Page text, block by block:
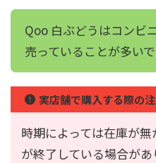
Qoo 白ぶどうはコンビ
売っていることが多いで
実店舗で購入する際の
時期によっては在庫が
が終了している場合が